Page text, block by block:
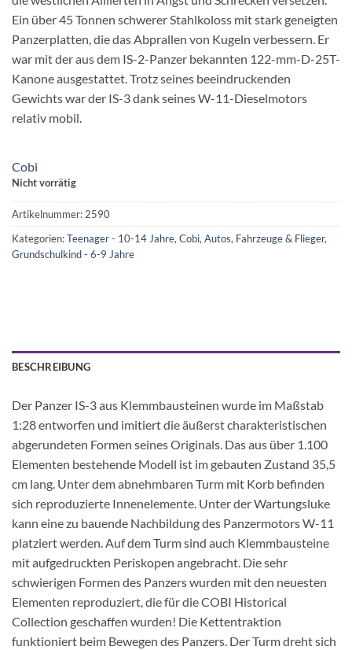
Ein über 45 Tonnen schwerer Stahlkoloss mit stark geneigten
Panzerplatten, die das Abprallen von Kugeln verbessern. Er
war mit der aus dem IS-2-Panzer bekannten 122-mm-D-25T-
Kanone ausgestattet. Trotz seines beeindruckenden
Gewichts war der IS-3 dank seines W-11-Dieselmotors
relativ mobil.
Cobi
Nicht vorrätig
Artikelnummer: 2590
Kategorien:Teenager - 10-14 Jahre, Cobi, Autos, Fahrzeuge & Flieger,
Grundschulkind - 6-9 Jahre
BESCHREIBUNG
Der Panzer IS-3 aus Klemmbausteinen wurde im Maßstab
1:28 entworfen und imitiert die äußerst charakteristischen
abgerundeten Formen seines Originals. Das aus über 1.100
Elementen bestehende Modell ist im gebauten Zustand 35,5
cm lang. Unter dem abnehmbaren Turm mit Korb befinden
sich reproduzierte Innenelemente. Unter der Wartungsluke
kann eine zu bauende Nachbildung des Panzermotors W-11
platziert werden. Auf dem Turm sind auch Klemmbausteine
mit aufgedruckten Periskopen angebracht. Die sehr
schwierigen Formen des Panzers wurden mit den neuesten
Elementen reproduziert, die für die COBI Historical
Collection geschaffen wurden! Die Kettentraktion
funktioniert beim Bewegen des Panzers. Der Turm dreht sich